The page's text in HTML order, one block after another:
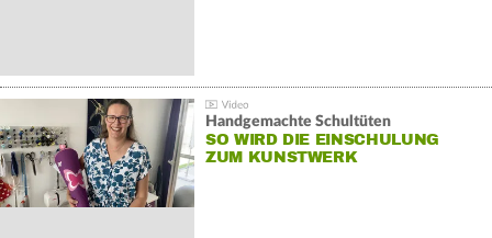
Handgemachte Schultüten
SO WIRD DIE EINSCHULUNG
ZUM KUNSTWERK